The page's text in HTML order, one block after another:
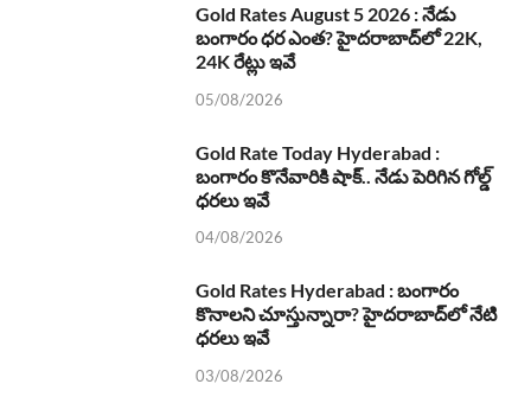
Gold Rates August 5 2026 : నేడు
బంగారం ధర ఎంత? హైదరాబాద్‌లో 22K,
24K రేట్లు ఇవే
05/08/2026
Gold Rate Today Hyderabad :
బంగారం కొనేవారికి షాక్.. నేడు పెరిగిన గోల్డ్
ధరలు ఇవే
04/08/2026
Gold Rates Hyderabad : బంగారం
కొనాలని చూస్తున్నారా? హైదరాబాద్‌లో నేటి
ధరలు ఇవే
03/08/2026